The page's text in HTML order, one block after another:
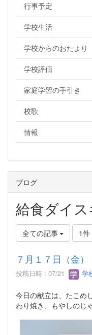
行事予定
学校生活
学校からのおたより
学校評価
家庭学習の手引き
校歌
情報
ブログ
給食ダイス
全ての記事 1件
７月１７日（金）
投稿日時 : 07/21 学
今日の献立は、たこめ
わり焼き、もやしのじ